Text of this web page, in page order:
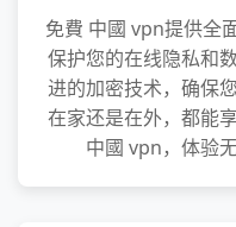
免費 中國 vpn提供全
保护您的在线隐私和
进的加密技术，确保
在家还是在外，都能
中國 vpn，体验